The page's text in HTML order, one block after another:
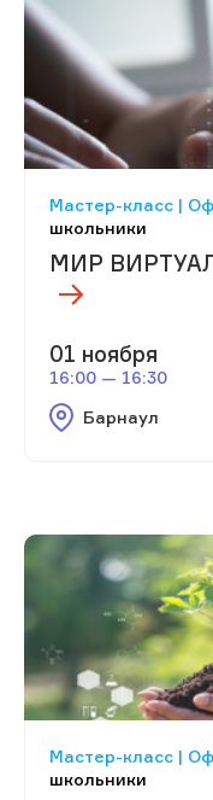
Мастер-класс |
школьники
МИР
01 ноября
16:00 — 16:30
Барнаул
Мастер-класс |
школьники